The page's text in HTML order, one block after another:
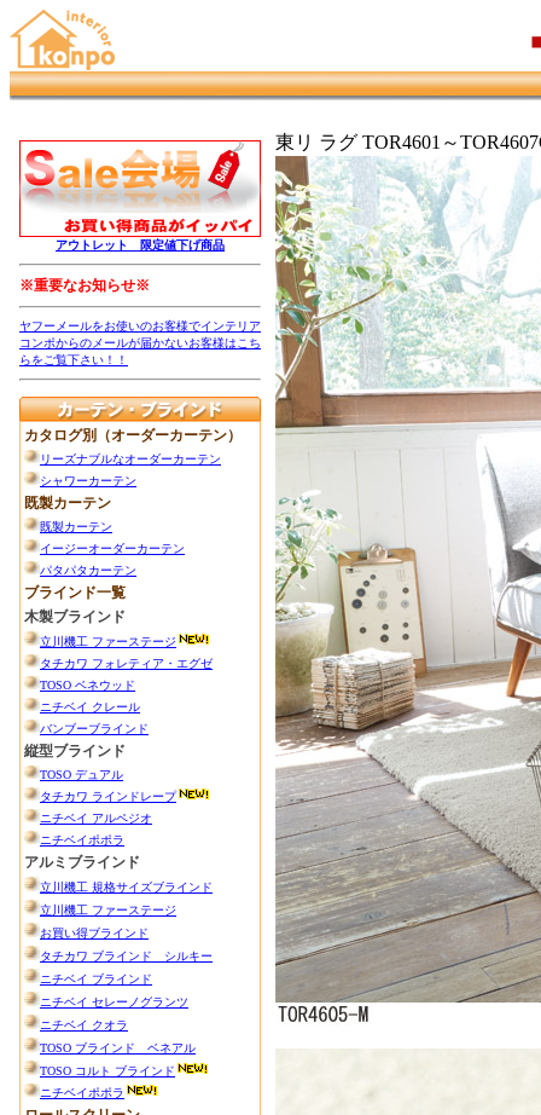
東リ ラグ TOR4601～